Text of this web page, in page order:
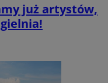
już artystów,